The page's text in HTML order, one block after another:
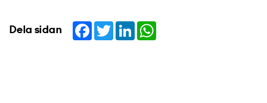
Dela sidan Facebook
TwitterLinkedIn